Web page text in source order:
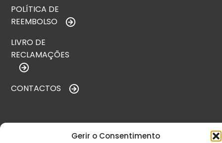
Gerir o Consentimento
POLÍTICA DE
REEMBOLSO
LIVRO DE
RECLAMAÇÕES
CONTACTOS